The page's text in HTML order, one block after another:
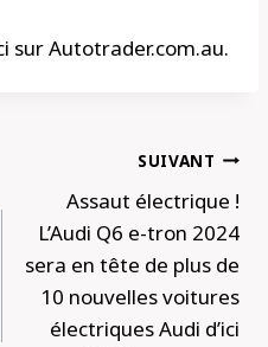
sur Autotrader.com.au.
SUIVANT
Assaut électrique !
L’Audi Q6 e-tron 2024
sera en tête de plus de
10 nouvelles voitures
électriques Audi d’ici